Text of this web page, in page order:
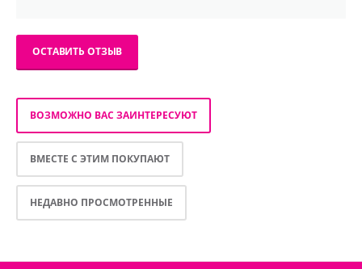
ОСТАВИТЬ ОТЗЫВ
ВОЗМОЖНО ВАС ЗАИНТЕРЕСУЮТ
ВМЕСТЕ С ЭТИМ ПОКУПАЮТ
НЕДАВНО ПРОСМОТРЕННЫЕ